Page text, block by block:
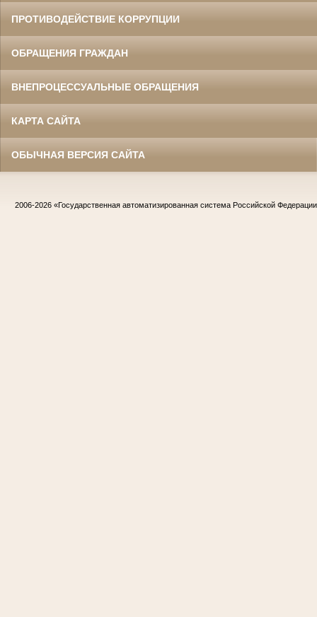
ПРОТИВОДЕЙСТВИЕ КОРРУПЦИИ
ОБРАЩЕНИЯ ГРАЖДАН
ВНЕПРОЦЕССУАЛЬНЫЕ ОБРАЩЕНИЯ
КАРТА САЙТА
ОБЫЧНАЯ ВЕРСИЯ САЙТА
2006-2026 «Государственная автоматизированная система Российской